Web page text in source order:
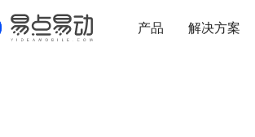
产品 解决方案